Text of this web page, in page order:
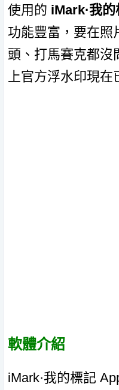
使用的 iMark·我
功能豐富，要在照
頭、打馬賽克都沒
上官方浮水印現在
軟體介紹
iMark·我的標記